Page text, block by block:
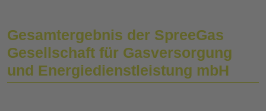
Gesamtergebnis der SpreeGas
Gesellschaft für Gasversorgung
und Energiedienstleistung mbH